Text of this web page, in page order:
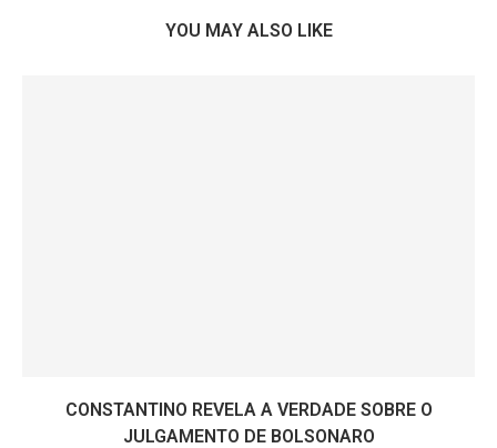
YOU MAY ALSO LIKE
CONSTANTINO REVELA A VERDADE SOBRE O
JULGAMENTO DE BOLSONARO